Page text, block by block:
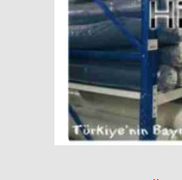
kültürel
simgeler ve
dalgalanan
Taraftar
taraftarları bir